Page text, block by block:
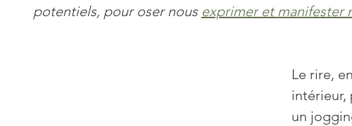
Maladies auto-immunes Maladies chroniques
Prévention
potentiels, pour oser nous exprimer et manifester
Le rire,
intérieur,
un